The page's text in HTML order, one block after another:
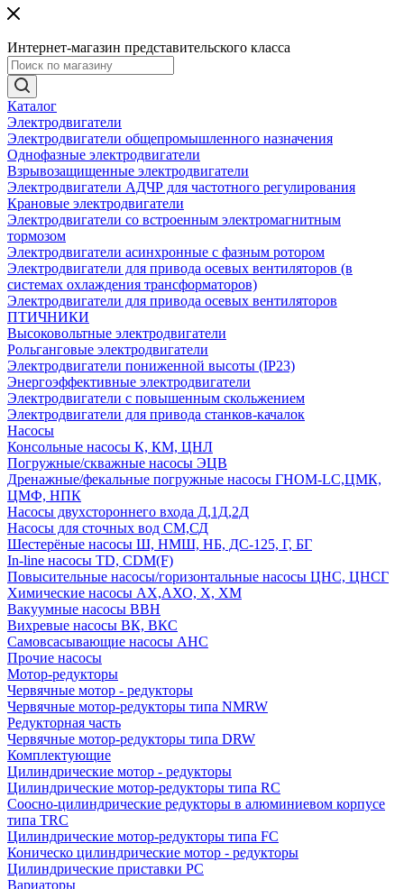
Интернет-магазин представительского класса
Каталог
Электродвигатели
Электродвигатели общепромышленного назначения
Однофазные электродвигатели
Взрывозащищенные электродвигатели
Электродвигатели АДЧР для частотного регулирования
Крановые электродвигатели
Электродвигатели со встроенным электромагнитным
тормозом
Электродвигатели асинхронные с фазным ротором
Электродвигатели для привода осевых вентиляторов (в
системах охлаждения трансформаторов)
Электродвигатели для привода осевых вентиляторов
ПТИЧНИКИ
Высоковольтные электродвигатели
Рольганговые электродвигатели
Электродвигатели пониженной высоты (IP23)
Энергоэффективные электродвигатели
Электродвигатели с повышенным скольжением
Электродвигатели для привода станков-качалок
Насосы
Консольные насосы К, КМ, ЦНЛ
Погружные/скважные насосы ЭЦВ
Дренажные/фекальные погружные насосы ГНОМ-LC,ЦМК,
ЦМФ, НПК
Насосы двухстороннего входа Д,1Д,2Д
Насосы для сточных вод СМ,СД
Шестерёные насосы Ш, НМШ, НБ, ДС-125, Г, БГ
In-line насосы TD, CDM(F)
Повысительные насосы/горизонтальные насосы ЦНС, ЦНСГ
Химические насосы АХ,АХО, Х, ХМ
Вакуумные насосы ВВН
Вихревые насосы ВК, ВКС
Самовсасывающие насосы АНС
Прочие насосы
Мотор-редукторы
Червячные мотор - редукторы
Червячные мотор-редукторы типа NMRW
Редукторная часть
Червячные мотор-редукторы типа DRW
Комплектующие
Цилиндрические мотор - редукторы
Цилиндрические мотор-редукторы типа RC
Соосно-цилиндрические редукторы в алюминиевом корпусе
типа TRC
Цилиндрические мотор-редукторы типа FC
Коническо цилиндрические мотор - редукторы
Цилиндрические приставки PC
Вариаторы